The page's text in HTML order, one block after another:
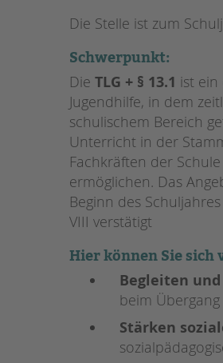
Die Stelle ist zum
Schwerpunkt:
Die TLG + § 13.1 ist
Jugendhilfe, in dem
schulischem Bereich
Unterricht in der
Fachkräften der
ermöglichen. Das
Beginn des
VIII verstätigt
Hier können Sie
Begleiten
beim
Stärken